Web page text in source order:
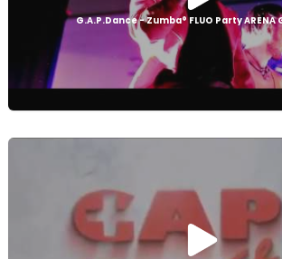
G.A.P.Dance - Zumba® FLUO Party ARENA